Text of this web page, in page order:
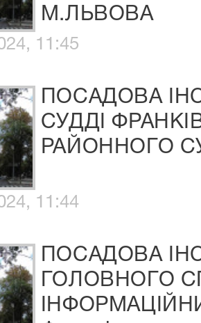
М.ЛЬВОВА
11:45
ПОСАДОВА
СУДДІ
РАЙОННОГО
11:44
ПОСАДОВА
ГОЛОВНОГО